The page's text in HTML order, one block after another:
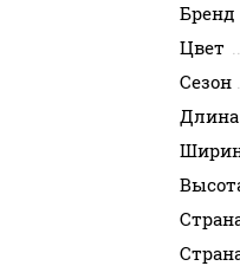
Бренд
Цвет
Сезон
Длина